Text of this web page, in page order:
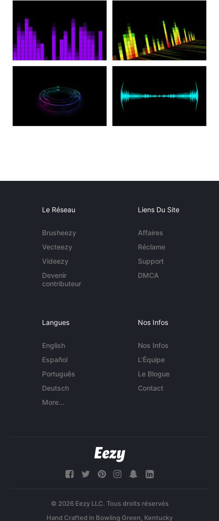
Le Réseau
Brusheezy
Vecteezy
Videezy
Devenir
contributeur
Liens Du Site
Affaires
Réclame
Support
DMCA
Langues
English
Español
Português
Deutsch
More...
Nos Infos
Nos Infos
L'Équipe
Le Blogue
Contact
© 2026 Eezy LLC. Tous droits réservés